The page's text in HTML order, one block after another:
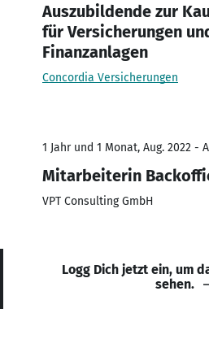
Auszubildende zur
für Versicherungen
Finanzanlagen
Concordia Versicherungen
1 Jahr und 1 Monat, Aug. 2022 -
Mitarbeiterin
VPT Consulting GmbH
Logg Dich jetzt ein, um
sehen.